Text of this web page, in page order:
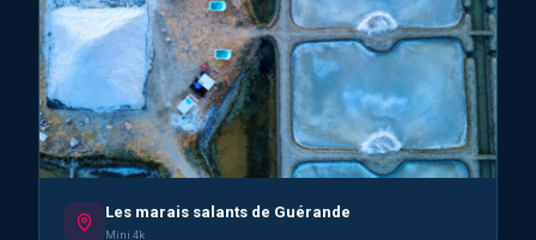
Les marais salants de Guérande
Mini 4k